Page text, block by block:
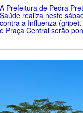
A Prefeitura de Pedra
Saúde realiza neste
contra a Influenza
e Praça Central serão